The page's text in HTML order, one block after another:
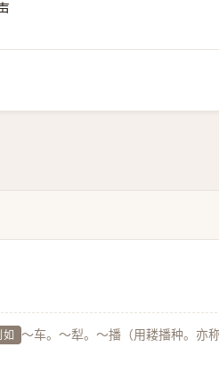
如 ～车。～犁。～播（用耧播种。亦